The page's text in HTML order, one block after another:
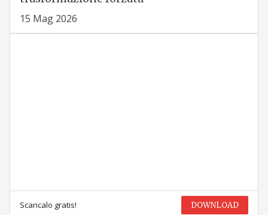
15 Mag 2026
Scaricalo gratis! DOWNLOAD